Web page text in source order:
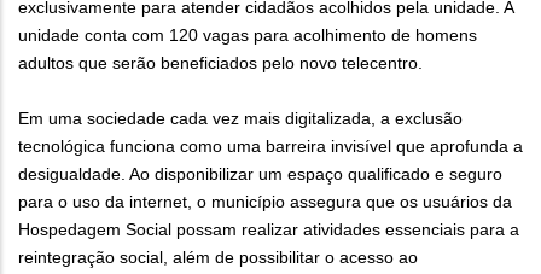
exclusivamente para atender cidadãos acolhidos pela unidade. A
unidade conta com 120 vagas para acolhimento de homens
adultos que serão beneficiados pelo novo telecentro.
Em uma sociedade cada vez mais digitalizada, a exclusão
tecnológica funciona como uma barreira invisível que aprofunda a
desigualdade. Ao disponibilizar um espaço qualificado e seguro
para o uso da internet, o município assegura que os usuários da
Hospedagem Social possam realizar atividades essenciais para a
reintegração social, além de possibilitar o acesso ao